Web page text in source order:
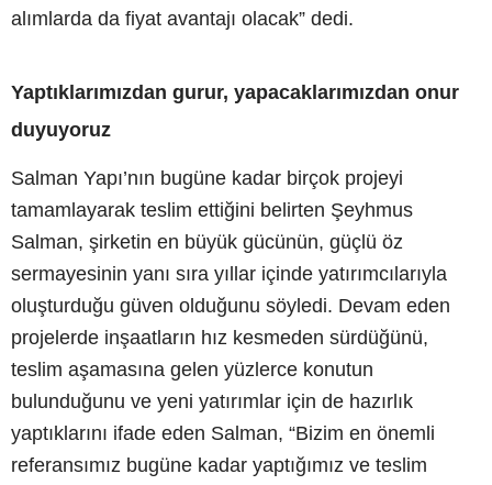
alımlarda da fiyat avantajı olacak” dedi.
Yaptıklarımızdan gurur, yapacaklarımızdan onur
duyuyoruz
Salman Yapı’nın bugüne kadar birçok projeyi
tamamlayarak teslim ettiğini belirten Şeyhmus
Salman, şirketin en büyük gücünün, güçlü öz
sermayesinin yanı sıra yıllar içinde yatırımcılarıyla
oluşturduğu güven olduğunu söyledi. Devam eden
projelerde inşaatların hız kesmeden sürdüğünü,
teslim aşamasına gelen yüzlerce konutun
bulunduğunu ve yeni yatırımlar için de hazırlık
yaptıklarını ifade eden Salman, “Bizim en önemli
referansımız bugüne kadar yaptığımız ve teslim